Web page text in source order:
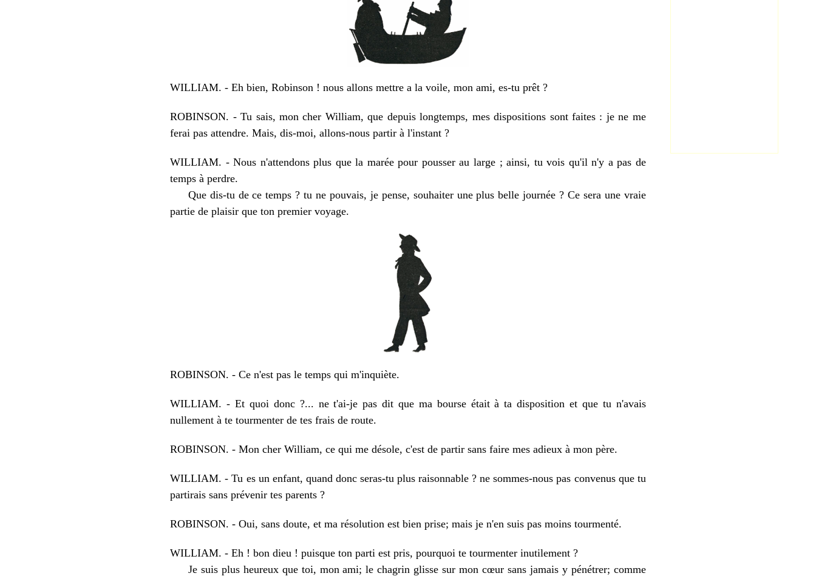
WILLIAM. - Eh bien, Robinson ! nous allons mettre a la voile, mon ami, es-tu prêt ?
ROBINSON. - Tu sais, mon cher William, que depuis longtemps, mes dispositions sont faites : je ne me
ferai pas attendre. Mais, dis-moi, allons-nous partir à l'instant ?
WILLIAM. - Nous n'attendons plus que la marée pour pousser au large ; ainsi, tu vois qu'il n'y a pas de
temps à perdre.
Que dis-tu de ce temps ? tu ne pouvais, je pense, souhaiter une plus belle journée ? Ce sera une vraie
partie de plaisir que ton premier voyage.
ROBINSON. - Ce n'est pas le temps qui m'inquiète.
WILLIAM. - Et quoi donc ?... ne t'ai-je pas dit que ma bourse était à ta disposition et que tu n'avais
nullement à te tourmenter de tes frais de route.
ROBINSON. - Mon cher William, ce qui me désole, c'est de partir sans faire mes adieux à mon père.
WILLIAM. - Tu es un enfant, quand donc seras-tu plus raisonnable ? ne sommes-nous pas convenus que tu
partirais sans prévenir tes parents ?
ROBINSON. - Oui, sans doute, et ma résolution est bien prise; mais je n'en suis pas moins tourmenté.
WILLIAM. - Eh ! bon dieu ! puisque ton parti est pris, pourquoi te tourmenter inutilement ?
Je suis plus heureux que toi, mon ami; le chagrin glisse sur mon cœur sans jamais y pénétrer; comme